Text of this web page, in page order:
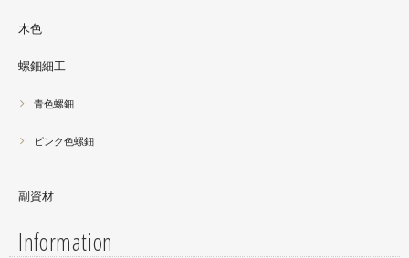
木色
螺鈿細工
青色螺鈿
ピンク色螺鈿
副資材
Information